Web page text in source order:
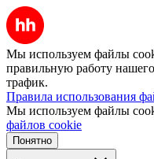
Мы используем файлы
правильную работу
трафик.
Правила использования
Мы используем файлы
файлов cookie
Понятно